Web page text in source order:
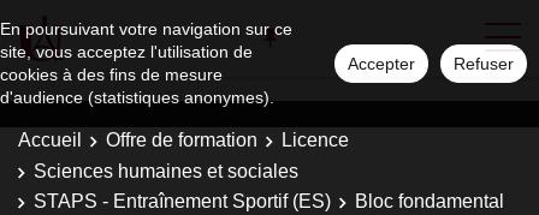
En poursuivant votre navigation sur ce
site, vous acceptez l'utilisation de
cookies à des fins de mesure
d'audience (statistiques anonymes).
Accepter Refuser
Accueil Offre de formation
Licence
Sciences humaines et sociales
STAPS - Entraînement Sportif (ES)
Bloc fondamental